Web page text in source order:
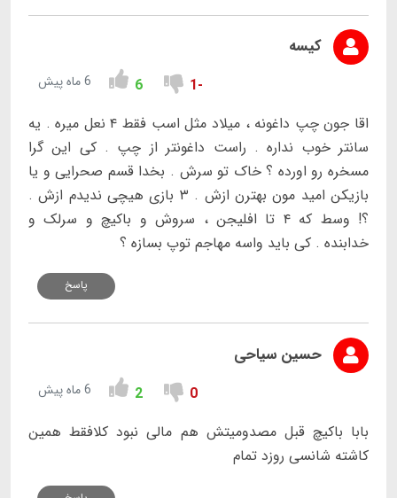
کیسه
-1
6 6 ماه پیش
اقا جون چپ داغونه ، میلاد مثل اسب فقط ۴ نعل میره . یه
سانتر خوب نداره . راست داغونتر از چپ . کی این گرا
مسخره رو اورده ؟ خاک تو سرش . بخدا قسم صحرایی و یا
بازیکن امید مون بهترن ازش . ۳ بازی هیچی ندیدم ازش .
؟! وسط که ۴ تا افلیجن ، سروش و باکیچ و سرلک و
خدابنده . کی باید واسه مهاجم توپ بسازه ؟
پاسخ
حسین سیاحی
0
2 6 ماه پیش
بابا باکیچ قبل مصدومیتش هم مالی نبود کلافقط همین
کاشته شانسی روزد تمام